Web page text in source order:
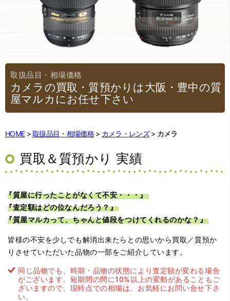
カメラの買取・質預かりは大阪・豊中の質
屋マルカにお任せ下さい
HOME 取扱品目・相場価格 カメラ・レンズ カメラ
買取＆質預かり 実績
『質屋に行ったことがなくて不安・・・』
『査定額はどの位なんだろう？』
『質屋マルカって、ちゃんと値段をつけてくれるのかな？』
皆様の不安を少しでも解消出来たらとの思いから買取／質預か
りさせていただいた品物の一部をご紹介しています。
同じ品物でも、時期・品物の状態により査定額が変わる場合
がございます。短期間の間に10%以上の変動があることもご
ざいますので、現時点での相場は、お気軽にお問い合せ下さ
い。